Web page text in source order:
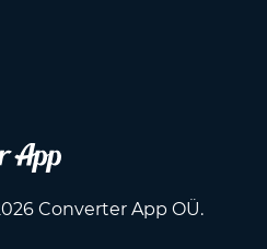
Converter App OÜ.